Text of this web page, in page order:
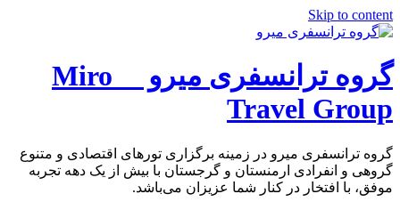
Skip to content
گروه ترانسفری میرو Miro
Travel Group
گروه ترانسفری میرو در زمینه برگزاری تورهای اقتصادی و متنوع
گروهی و انفرادی ارمنستان و گرجستان با بیش از یک دهه تجربه
موفق، با افتخار در کنار شما عزیزان می‌باشد.